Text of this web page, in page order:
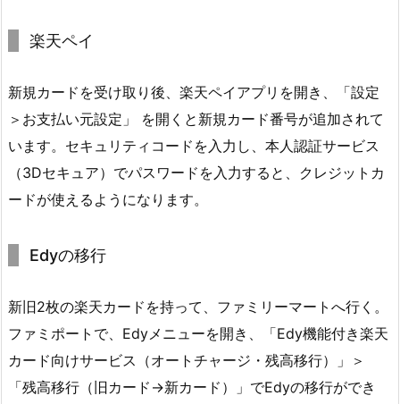
楽天ペイ
新規カードを受け取り後、楽天ペイアプリを開き、「設定
＞お支払い元設定」 を開くと新規カード番号が追加されて
います。セキュリティコードを入力し、本人認証サービス
（3Dセキュア）でパスワードを入力すると、クレジットカ
ードが使えるようになります。
Edyの移行
新旧2枚の楽天カードを持って、ファミリーマートへ行く。
ファミポートで、Edyメニューを開き、「Edy機能付き楽天
カード向けサービス（オートチャージ・残高移行）」＞
「残高移行（旧カード→新カード）」でEdyの移行ができ